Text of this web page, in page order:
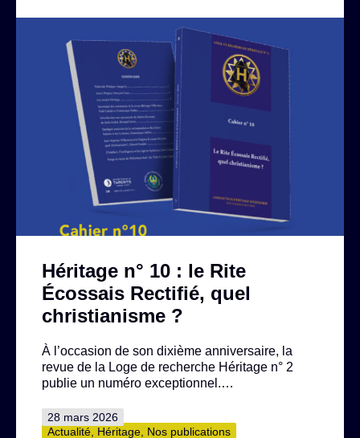
Héritage n° 10 : le Rite
Écossais Rectifié, quel
christianisme ?
À l’occasion de son dixième anniversaire, la
revue de la Loge de recherche Héritage n° 2
publie un numéro exceptionnel.…
Publié
le
28 mars 2026
Catégorisé
Actualité, Héritage, Nos publications